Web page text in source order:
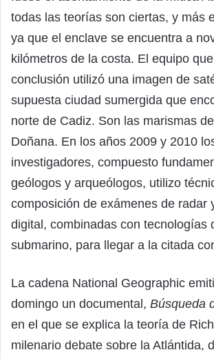
todas las teorías son ciertas, y más
ya que el enclave se encuentra a
kilómetros de la costa. El equipo
conclusión utilizó una imagen de
supuesta ciudad sumergida que
norte de Cadiz. Son las marismas
Doñana. En los años 2009 y 2010
investigadores, compuesto
geólogos y arqueólogos, utilizo
composición de exámenes de radar
digital, combinadas con tecnologías
submarino, para llegar a la citada
La cadena National Geographic
domingo un documental, Búsqueda
en el que se explica la teoría de
milenario debate sobre la Atlántida,